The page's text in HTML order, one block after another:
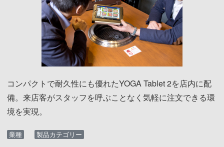
コンパクトで耐久性にも優れたYOGA Tablet 2を店内に配
備。来店客がスタッフを呼ぶことなく気軽に注文できる環
境を実現。
業種 製品カテゴリー